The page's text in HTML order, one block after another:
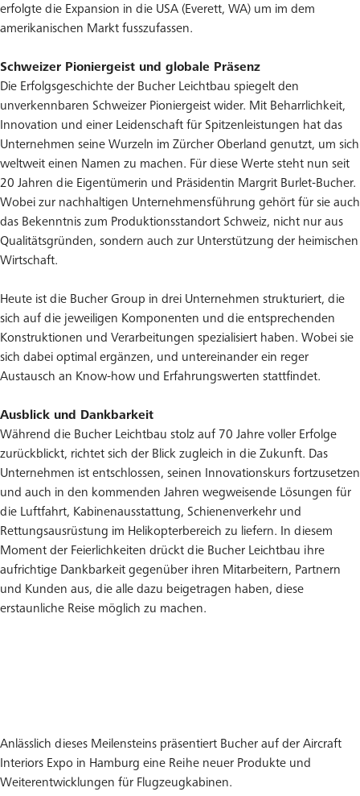
erfolgte die Expansion in die USA (Everett, WA) um im dem
amerikanischen Markt fusszufassen.
Schweizer Pioniergeist und globale Präsenz
Die Erfolgsgeschichte der Bucher Leichtbau spiegelt den
unverkennbaren Schweizer Pioniergeist wider. Mit Beharrlichkeit,
Innovation und einer Leidenschaft für Spitzenleistungen hat das
Unternehmen seine Wurzeln im Zürcher Oberland genutzt, um sich
weltweit einen Namen zu machen. Für diese Werte steht nun seit
20 Jahren die Eigentümerin und Präsidentin Margrit Burlet-Bucher.
Wobei zur nachhaltigen Unternehmensführung gehört für sie auch
das Bekenntnis zum Produktionsstandort Schweiz, nicht nur aus
Qualitätsgründen, sondern auch zur Unterstützung der heimischen
Wirtschaft.
Heute ist die Bucher Group in drei Unternehmen strukturiert, die
sich auf die jeweiligen Komponenten und die entsprechenden
Konstruktionen und Verarbeitungen spezialisiert haben. Wobei sie
sich dabei optimal ergänzen, und untereinander ein reger
Austausch an Know-how und Erfahrungswerten stattfindet.
Ausblick und Dankbarkeit
Während die Bucher Leichtbau stolz auf 70 Jahre voller Erfolge
zurückblickt, richtet sich der Blick zugleich in die Zukunft. Das
Unternehmen ist entschlossen, seinen Innovationskurs fortzusetzen
und auch in den kommenden Jahren wegweisende Lösungen für
die Luftfahrt, Kabinenausstattung, Schienenverkehr und
Rettungsausrüstung im Helikopterbereich zu liefern. In diesem
Moment der Feierlichkeiten drückt die Bucher Leichtbau ihre
aufrichtige Dankbarkeit gegenüber ihren Mitarbeitern, Partnern
und Kunden aus, die alle dazu beigetragen haben, diese
erstaunliche Reise möglich zu machen.
Anlässlich dieses Meilensteins präsentiert Bucher auf der Aircraft
Interiors Expo in Hamburg eine Reihe neuer Produkte und
Weiterentwicklungen für Flugzeugkabinen.